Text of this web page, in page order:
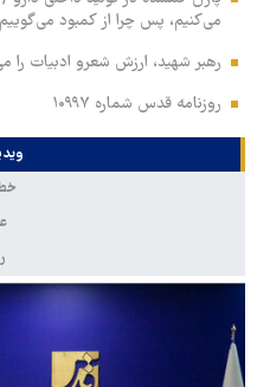
می‌کنیم، پس چرا از کمبود
رهبر شهید، ارزش شعرو ادبیات
روزنامه قدس شماره ۱۰۹۹۷